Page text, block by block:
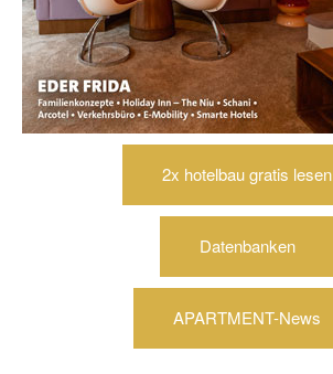
2x hotelbau gratis lesen
Datenbanken
APARTMENT-News